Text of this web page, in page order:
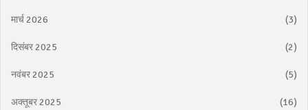
मार्च 2026 (3)
दिसंबर 2025 (2)
नवंबर 2025 (5)
अक्तूबर 2025 (16)